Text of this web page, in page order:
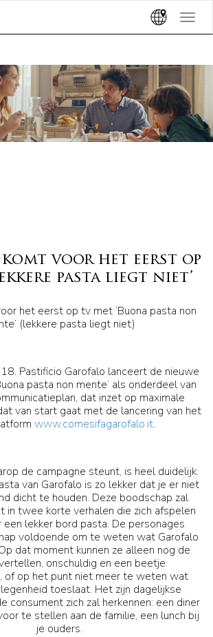
Toggle
voor het eerst op
pasta liegt niet’
het eerst op tv met ‘Buona pasta non
(lekkere pasta liegt niet)
Pastificio Garofalo lanceert de nieuwe
pasta non mente’ als onderdeel van
dat inzet op maximale
van start gaat met de lancering van het
www.comesifagarofalo.it.
de campagne steunt, is heel duidelijk:
van Garofalo is zo lekker dat je er niet
dicht te houden. Deze boodschap zal
in twee korte verhalen die zich afspelen
een lekker bord pasta. De personages
voldoende om te weten wat Garofalo
dat moment kunnen ze alleen nog de
onschuldig en een beetje
of op het punt niet meer te weten wat
toeslaat. Het zijn dagelijkse
consument zich zal herkennen: een diner
te stellen aan de familie, een lunch bij
je ouders.